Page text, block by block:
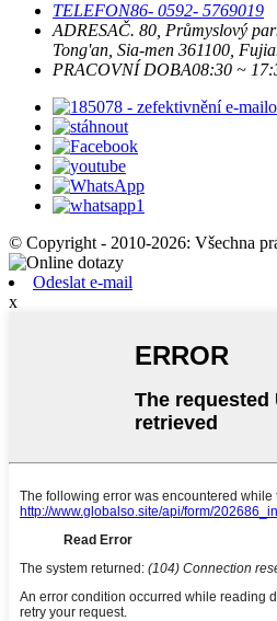
TELEFON86- 0592- 5769019
ADRESAČ. 80, Průmyslový
Tong'an, Sia-men 361100,
PRACOVNÍ DOBA08:30 ~
© Copyright - 2010-2026: Všechna
Odeslat e-mail
x